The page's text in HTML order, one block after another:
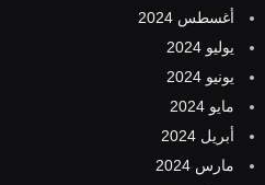
أغسطس 2024
يوليو 2024
يونيو 2024
مايو 2024
أبريل 2024
مارس 2024